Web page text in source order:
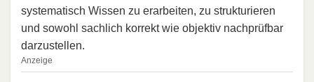
systematisch Wissen zu erarbeiten, zu strukturieren
und sowohl sachlich korrekt wie objektiv nachprüfbar
darzustellen.
Anzeige